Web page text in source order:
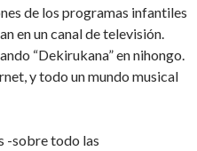
de los programas infantiles
en un canal de televisión.
“Dekirukana” en nihongo.
y todo un mundo musical
-sobre todo las